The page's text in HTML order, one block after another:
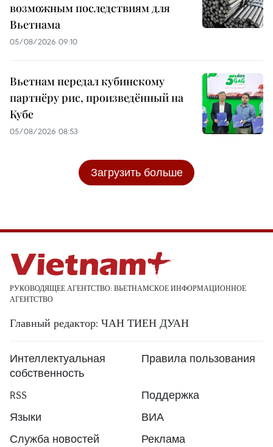
возможным последствиям для
Вьетнама
05/08/2026 09:10
Вьетнам передал кубинскому
партнёру рис, произведённый на
Кубе
05/08/2026 08:53
Загрузить больше
РУКОВОДЯЩЕЕ АГЕНТСТВО: ВЬЕТНАМСКОЕ ИНФОРМАЦИОННОЕ
АГЕНТСТВО
Главный редактор: ЧАН ТИЕН ДУАН
Интеллектуальная
собственность
Правила пользования
RSS
Поддержка
Языки
ВИА
Служба новостей
Реклама